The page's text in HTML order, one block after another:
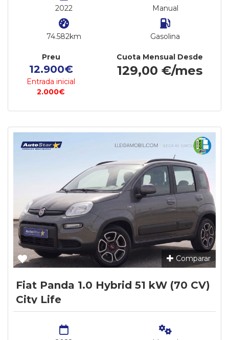
2022
74.582km
Manual
Gasolina
Preu
12.900€
Entrada inicial
2.000€
Cuota Mensual Desde
129,00 €/mes
Comparar
Fiat Panda 1.0 Hybrid 51 kW (70 CV)
City Life